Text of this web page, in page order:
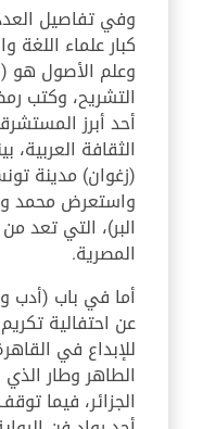
وفي تفاصيل
كبار علماء
وعلم الأصول هو
التشريح، وكتب
أحد أبرز
الثقافة
(زغوان) مدينة
واستعرض محمد
البر)، التي تعد
المصرية.
أما في باب (أدب
عن احتفالية
للإبداع في
الطاهر وطار
الجزائر، فيما